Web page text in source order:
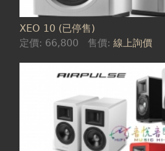
XEO 10 (已停售)
定價: 66,800 售價:線上詢價